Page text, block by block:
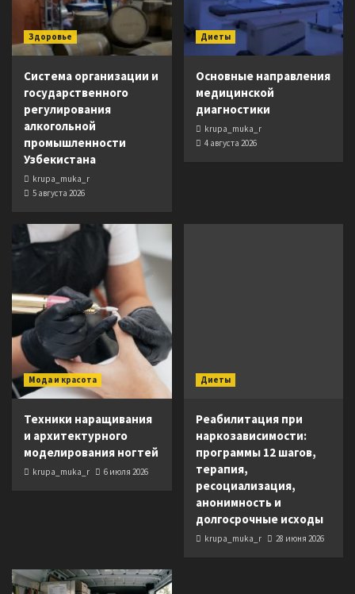
Здоровье
Система организации и
государственного
регулирования
алкогольной
промышленности
Узбекистана
krupa_muka_r
5 августа 2026
Диеты
Основные направления
медицинской
диагностики
krupa_muka_r
4 августа 2026
Мода и красота
Техники наращивания
и архитектурного
моделирования ногтей
krupa_muka_r 6 июля 2026
Диеты
Реабилитация при
наркозависимости:
программы 12 шагов,
терапия,
ресоциализация,
анонимность и
долгосрочные исходы
krupa_muka_r 28 июня 2026